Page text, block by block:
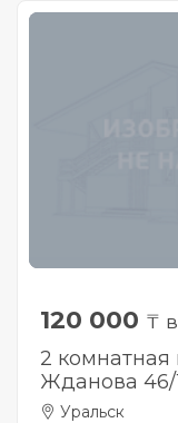
120 000 ₸
2 комнатная
Жданова 46/
Уральск